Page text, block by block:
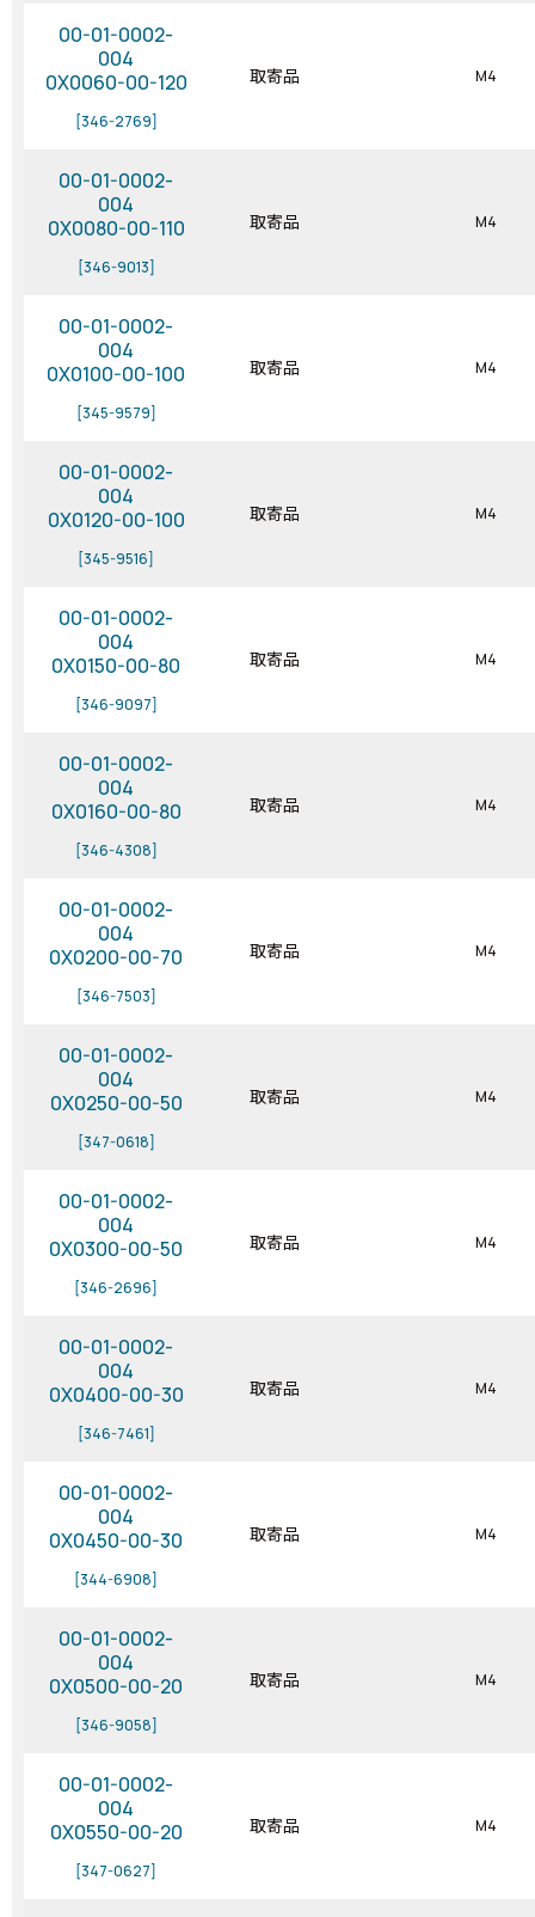
00-01-0002-
004
0X0060-00-120
[346-2769]
取寄品 M4
00-01-0002-
004
0X0080-00-110
[346-9013]
取寄品 M4
00-01-0002-
004
0X0100-00-100
[345-9579]
取寄品 M4
00-01-0002-
004
0X0120-00-100
[345-9516]
取寄品 M4
00-01-0002-
004
0X0150-00-80
[346-9097]
取寄品 M4
00-01-0002-
004
0X0160-00-80
[346-4308]
取寄品 M4
00-01-0002-
004
0X0200-00-70
[346-7503]
取寄品 M4
00-01-0002-
004
0X0250-00-50
[347-0618]
取寄品 M4
00-01-0002-
004
0X0300-00-50
[346-2696]
取寄品 M4
00-01-0002-
004
0X0400-00-30
[346-7461]
取寄品 M4
00-01-0002-
004
0X0450-00-30
[344-6908]
取寄品 M4
00-01-0002-
004
0X0500-00-20
[346-9058]
取寄品 M4
00-01-0002-
004
0X0550-00-20
[347-0627]
取寄品 M4